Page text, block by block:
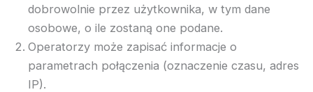
dobrowolnie przez użytkownika, w tym dane
osobowe, o ile zostaną one podane.
Operatorzy może zapisać informacje o
parametrach połączenia (oznaczenie czasu, adres
IP).